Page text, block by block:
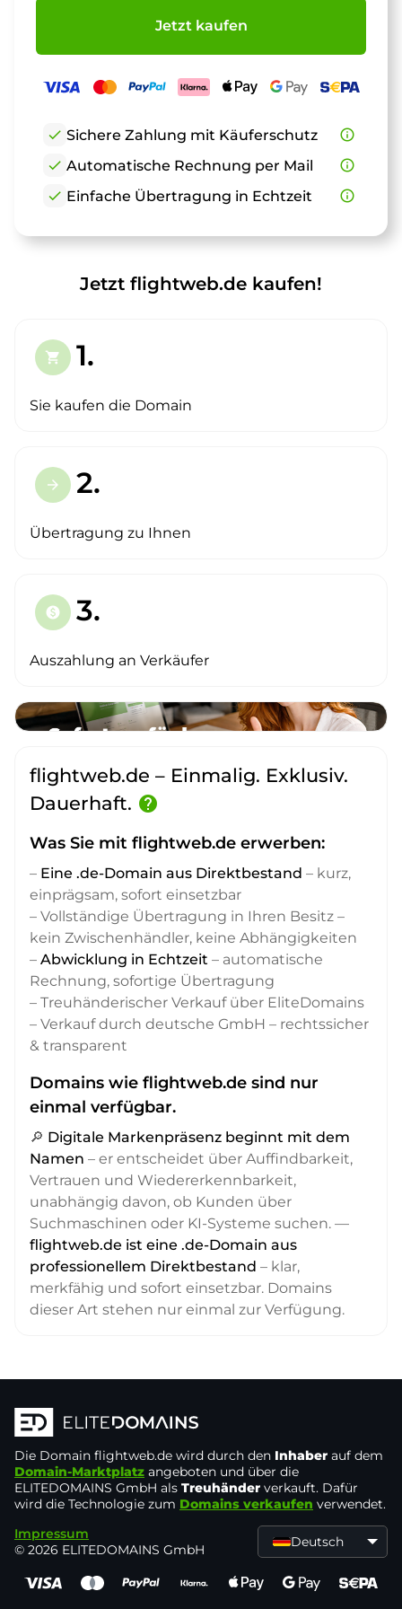
Jetzt kaufen
check Sichere Zahlung mit Käuferschutz
info_outline
check Automatische Rechnung per Mail
info_outline
check Einfache Übertragung in Echtzeit info_outline
Jetzt flightweb.de kaufen!
shopping_cart 1.
Sie kaufen die Domain
arrow_forward 2.
Übertragung zu Ihnen
paid 3.
Auszahlung an Verkäufer
flightweb.de – Einmalig. Exklusiv.
Dauerhaft. help
Was Sie mit flightweb.de erwerben:
– Eine .de-Domain aus Direktbestand – kurz,
einprägsam, sofort einsetzbar
– Vollständige Übertragung in Ihren Besitz –
kein Zwischenhändler, keine Abhängigkeiten
– Abwicklung in Echtzeit – automatische
Rechnung, sofortige Übertragung
– Treuhänderischer Verkauf über EliteDomains
– Verkauf durch deutsche GmbH – rechtssicher
& transparent
Domains wie flightweb.de sind nur
einmal verfügbar.
🔎 Digitale Markenpräsenz beginnt mit dem
Namen – er entscheidet über Auffindbarkeit,
Vertrauen und Wiedererkennbarkeit,
unabhängig davon, ob Kunden über
Suchmaschinen oder KI-Systeme suchen. —
flightweb.de ist eine .de-Domain aus
professionellem Direktbestand – klar,
merkfähig und sofort einsetzbar. Domains
dieser Art stehen nur einmal zur Verfügung.
Die Domain flightweb.de wird durch den Inhaber auf dem
Domain-Marktplatz angeboten und über die
ELITEDOMAINS GmbH als Treuhänder verkauft. Dafür
wird die Technologie zum Domains verkaufen verwendet.
Impressum
© 2026 ELITEDOMAINS GmbH
Deutsch